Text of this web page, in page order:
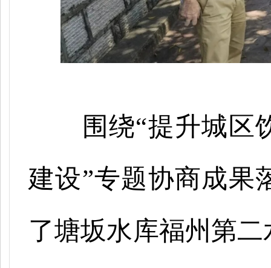
围绕“提升城区
建设”专题协商成果
了塘坂水库福州第